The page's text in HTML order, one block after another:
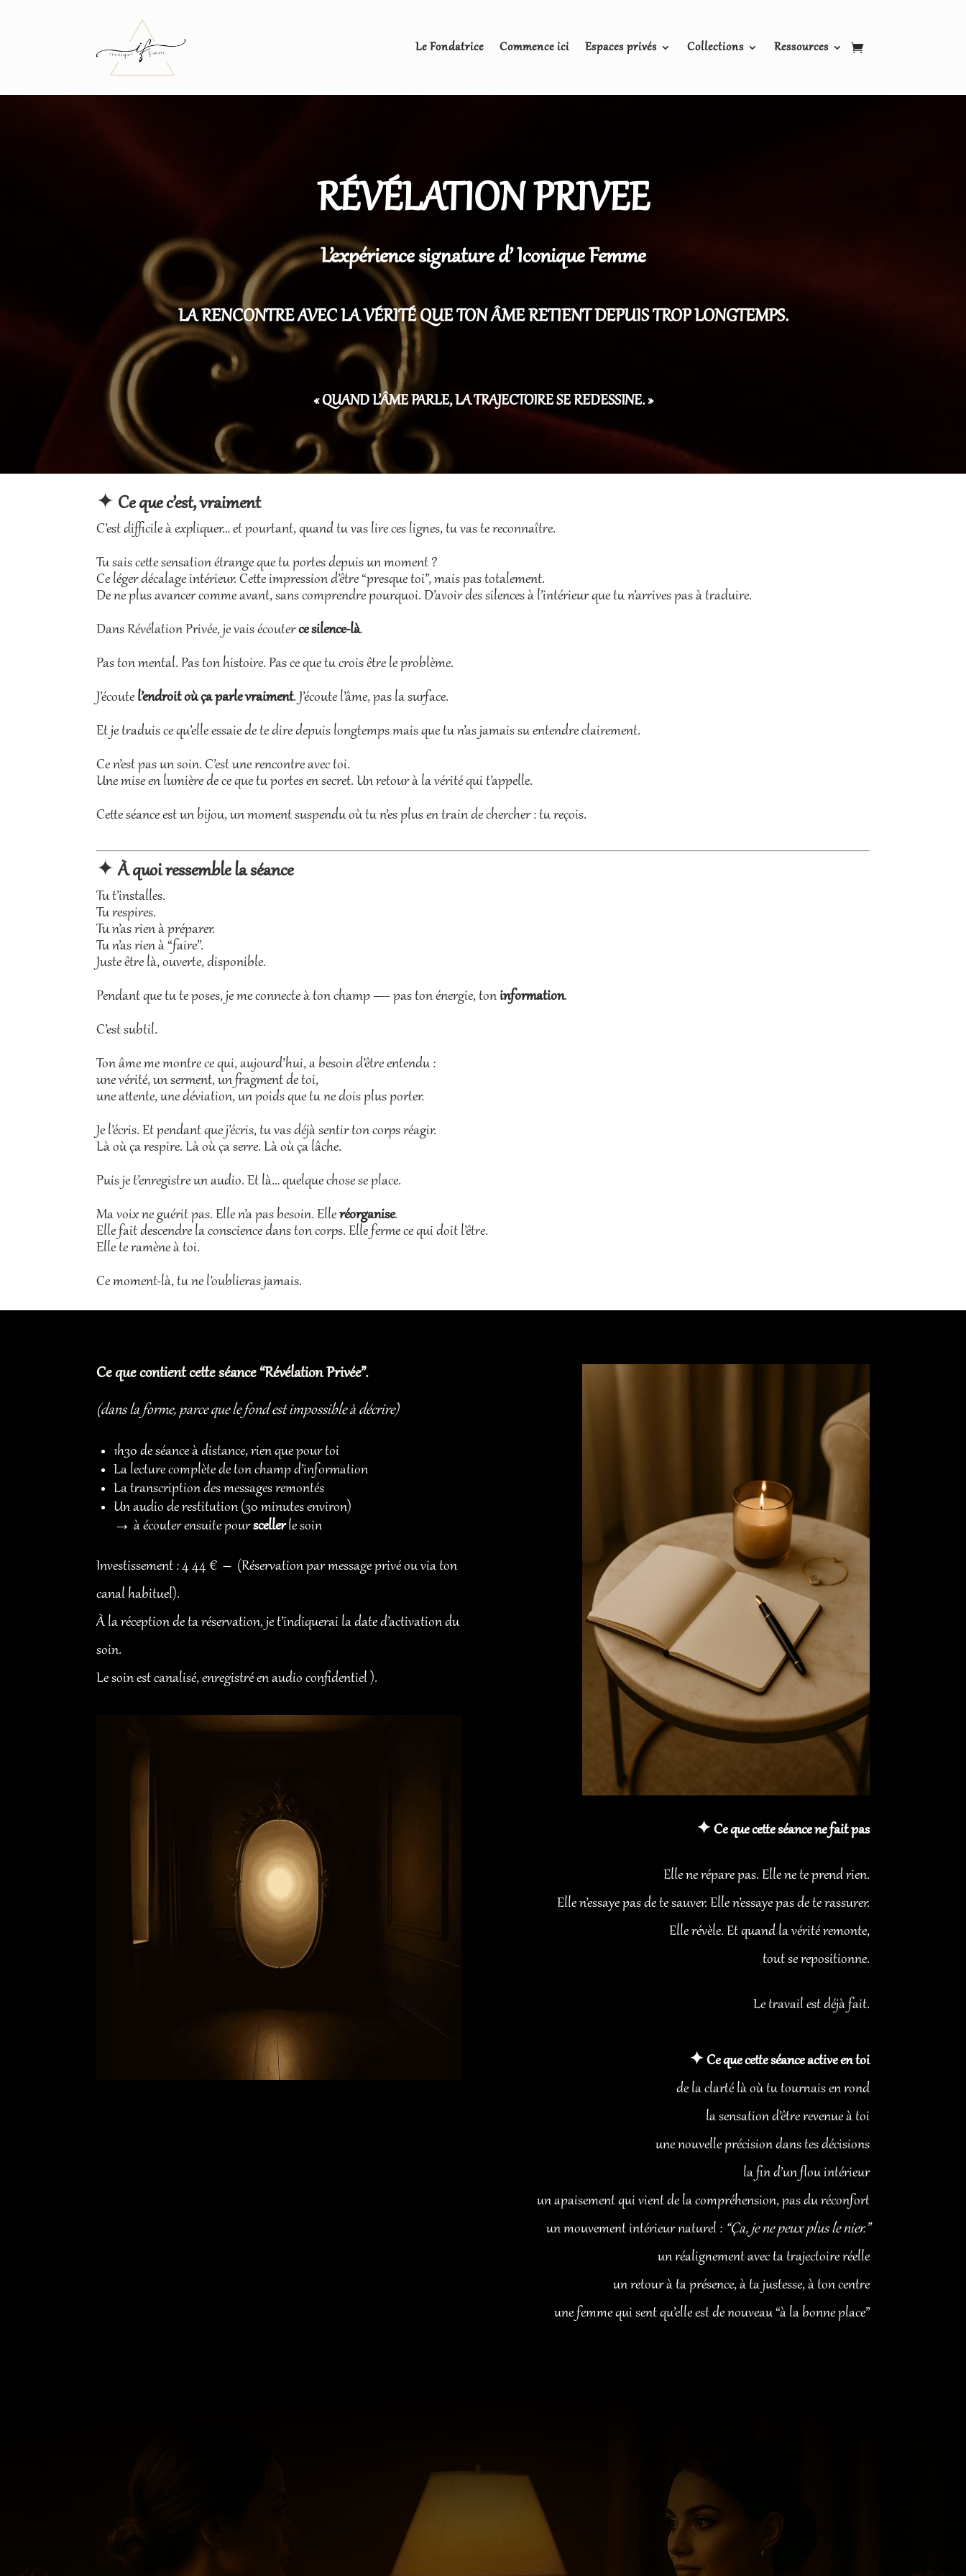
Le Fondatrice Commence ici Espaces privés Collections Ressources
RÉVÉLATION PRIVEE
L’expérience signature d’ Iconique Femme
LA RENCONTRE AVEC LA VÉRITÉ QUE TON ÂME RETIENT DEPUIS TROP LONGTEMPS.
« QUAND L’ÂME PARLE, LA TRAJECTOIRE SE REDESSINE. »
✦ Ce que c’est, vraiment
C’est difficile à expliquer… et pourtant, quand tu vas lire ces lignes, tu vas te reconnaître.
Tu sais cette sensation étrange que tu portes depuis un moment ?
Ce léger décalage intérieur. Cette impression d’être “presque toi”, mais pas totalement.
De ne plus avancer comme avant, sans comprendre pourquoi. D’avoir des silences à l’intérieur que tu n’arrives pas à traduire.
Dans Révélation Privée, je vais écouterce silence-là.
Pas ton mental. Pas ton histoire. Pas ce que tu crois être le problème.
J’écoute l’endroit où ça parle vraiment. J’écoute l’âme, pas la surface.
Et je traduis ce qu’elle essaie de te dire depuis longtemps mais que tu n’as jamais su entendre clairement.
Ce n’est pas un soin. C’est une rencontre avec toi.
Une mise en lumière de ce que tu portes en secret. Un retour à la vérité qui t’appelle.
Cette séance est un bijou, un moment suspendu où tu n’es plus en train de chercher : tu reçois.
✦À quoi ressemble la séance
Tu t’installes.
Tu respires.
Tu n’as rien à préparer.
Tu n’as rien à “faire”.
Juste être là, ouverte, disponible.
Pendant que tu te poses, je me connecte à ton champ — pas ton énergie, toninformation.
C’est subtil.
Ton âme me montre ce qui, aujourd’hui, a besoin d’être entendu :
une vérité, un serment, un fragment de toi,
une attente, une déviation, un poids que tu ne dois plus porter.
Je l’écris. Et pendant que j’écris, tu vas déjà sentir ton corps réagir.
Là où ça respire. Là où ça serre. Là où ça lâche.
Puis je t’enregistre un audio. Et là… quelque chose se place.
Ma voix ne guérit pas. Elle n’a pas besoin. Elleréorganise.
Elle fait descendre la conscience dans ton corps. Elle ferme ce qui doit l’être.
Elle te ramène à toi.
Ce moment-là, tu ne l’oublieras jamais.
Ce que contient cette séance “Révélation Privée”.
(dans la forme, parce que le fond est impossible à décrire)
1h30 de séance à distance, rien que pour toi
La lecture complète de ton champ d’information
La transcription des messages remontés
Un audio de restitution (30 minutes environ)
→ à écouter ensuite pourscellerle soin
Investissement : 4 44 € – (Réservation par message privé ou via ton
canal habituel).
À la réception de ta réservation, je t’indiquerai la date d’activation du
soin.
Le soin est canalisé, enregistré en audio confidentiel ).
✦ Ce que cette séance ne fait pas
Elle ne répare pas. Elle ne te prend rien.
Elle n’essaye pas de te sauver. Elle n’essaye pas de te rassurer.
Elle révèle. Et quand la vérité remonte,
tout se repositionne.
Le travail est déjà fait.
✦ Ce que cette séance active en toi
de la clarté là où tu tournais en rond
la sensation d’être revenue à toi
une nouvelle précision dans tes décisions
la fin d’un flou intérieur
un apaisement qui vient de la compréhension, pas du réconfort
un mouvement intérieur naturel : “Ça, je ne peux plus le nier.”
un réalignement avec ta trajectoire réelle
un retour à ta présence, à ta justesse, à ton centre
une femme qui sent qu’elle est de nouveau “à la bonne place”